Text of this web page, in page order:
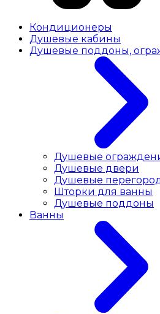
Кондиционеры
Душевые кабины
Душевые поддоны,
Душевые
Душевые двери
Душевые
Шторки для ванны
Душевые поддоны
Ванны